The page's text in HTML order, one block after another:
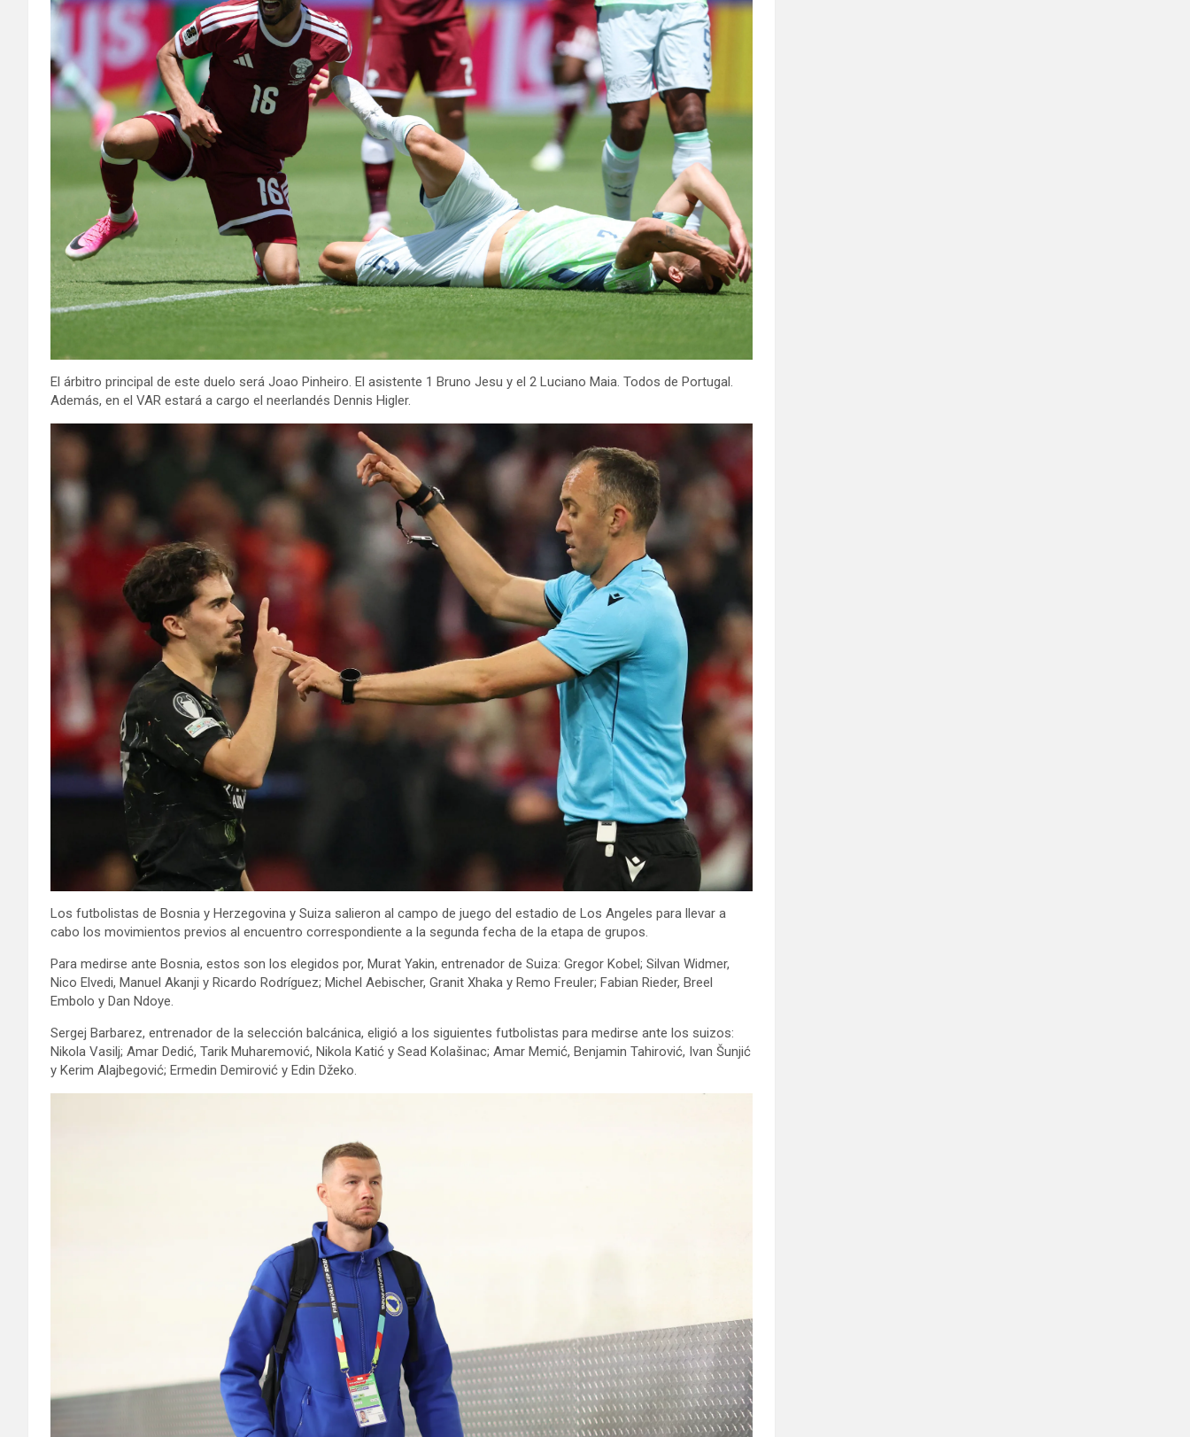
El árbitro principal de este duelo será Joao Pinheiro. El asistente 1 Bruno Jesu y el 2 Luciano Maia. Todos de Portugal.
Además, en el VAR estará a cargo el neerlandés Dennis Higler.
Los futbolistas de Bosnia y Herzegovina y Suiza salieron al campo de juego del estadio de Los Angeles para llevar a
cabo los movimientos previos al encuentro correspondiente a la segunda fecha de la etapa de grupos.
Para medirse ante Bosnia, estos son los elegidos por, Murat Yakin, entrenador de Suiza: Gregor Kobel; Silvan Widmer,
Nico Elvedi, Manuel Akanji y Ricardo Rodríguez; Michel Aebischer, Granit Xhaka y Remo Freuler; Fabian Rieder, Breel
Embolo y Dan Ndoye.
Sergej Barbarez, entrenador de la selección balcánica, eligió a los siguientes futbolistas para medirse ante los suizos:
Nikola Vasilj; Amar Dedić, Tarik Muharemović, Nikola Katić y Sead Kolašinac; Amar Memić, Benjamin Tahirović, Ivan Šunjić
y Kerim Alajbegović; Ermedin Demirović y Edin Džeko.